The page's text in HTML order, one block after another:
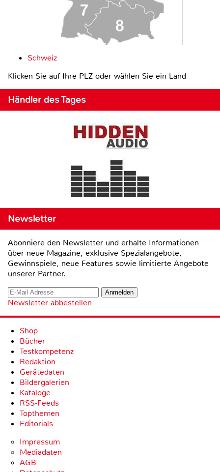
Schweiz
Klicken Sie auf Ihre PLZ oder wählen Sie ein Land
Händler des Tages
Newsletter
Abonniere den Newsletter und erhalte Informationen
über neue Magazine, exklusive Spezialangebote,
Gewinnspiele, neue Features sowie limitierte Angebote
unserer Partner.
Newsletter abbestellen
Shop
Bücher
Testkompetenz
Redaktion
Gerätedaten
Bildergalerien
Kataloge
RSS-Feeds
Topthemen
Editorials
Impressum
Mediadaten
AGB